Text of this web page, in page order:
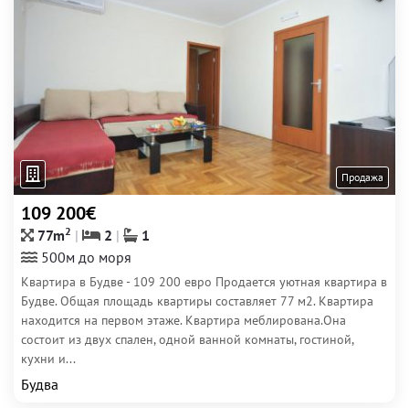
Продажа
109 200€
77m2 2
1
500м до моря
Квартира в Будве - 109 200 евро Продается уютная квартира в
Будве. Общая площадь квартиры составляет 77 м2. Квартира
находится на первом этаже. Квартира меблирована.Она
состоит из двух спален, одной ванной комнаты, гостиной,
кухни и...
Будва